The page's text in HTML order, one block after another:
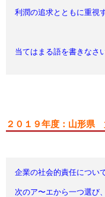
利潤の追求とともに重視
当てはまる語を書きなさい
２０１９年度：山形県
企業の社会的責任につい
次のア〜エから一つ選び